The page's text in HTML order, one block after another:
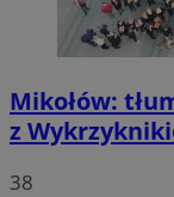
Mikołów:
z
38